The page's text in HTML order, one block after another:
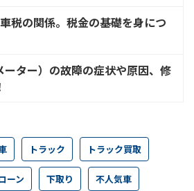
税の関係。税金の基礎を身につ
ター）の故障の症状や原因、修
トラック トラック買取
ーン 下取り 不人気車